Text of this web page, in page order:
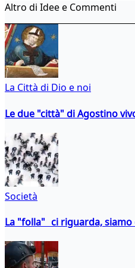
Altro di Idee e Commenti
La Città di Dio e noi
Le due "città" di Agostino
Società
La "folla" ci riguarda,